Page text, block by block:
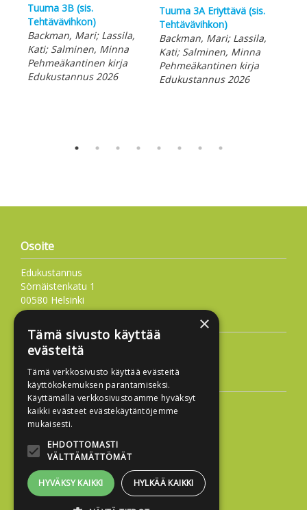
Tuuma 3B (sis.
Tehtävävihkon)
Backman, Mari; Lassila,
Kati; Salminen, Minna
Pehmeäkantinen kirja
Edukustannus 2026
Tuuma 3A Eriyttävä (sis.
Tehtävävihkon)
Backman, Mari; Lassila,
Kati; Salminen, Minna
Pehmeäkantinen kirja
Edukustannus 2026
Osoite
Edukustannus
Sörnäistenkatu 1
00580 Helsinki
09 6877 4573
info@edukustannus.fi
Lisätietoa
Toimitusehdot
Käyttöohjeet
Tietosuojaseloste
Saavutettavuusseloste
×
Tämä sivusto käyttää
evästeitä
Tämä verkkosivusto käyttää evästeitä
käyttökokemuksen parantamiseksi.
Käyttämällä verkkosivustoamme hyväksyt
kaikki evästeet evästekäytäntöjemme
mukaisesti.
EHDOTTOMASTI
VÄLTTÄMÄTTÖMÄT
HYVÄKSY KAIKKI HYLKÄÄ KAIKKI